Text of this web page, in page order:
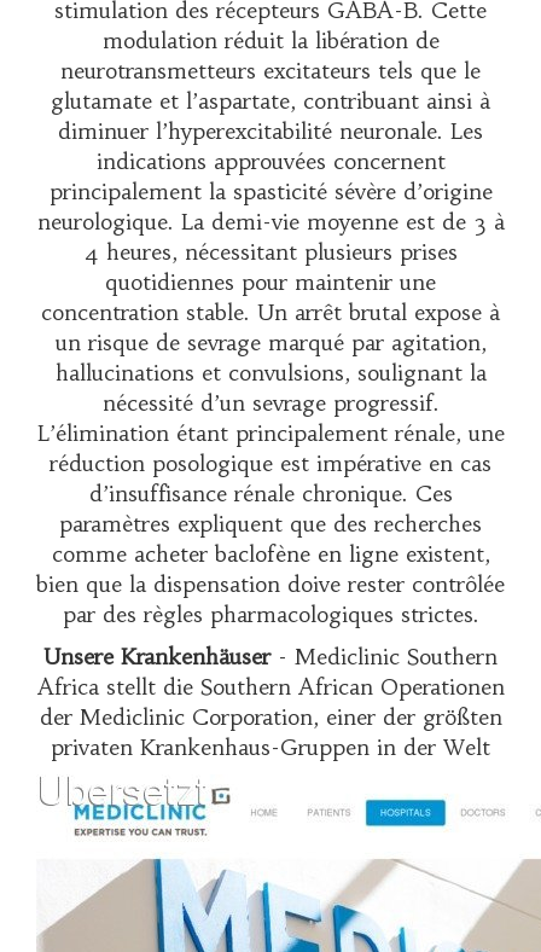
stimulation des récepteurs GABA-B. Cette
modulation réduit la libération de
neurotransmetteurs excitateurs tels que le
glutamate et l’aspartate, contribuant ainsi à
diminuer l’hyperexcitabilité neuronale. Les
indications approuvées concernent
principalement la spasticité sévère d’origine
neurologique. La demi-vie moyenne est de 3 à
4 heures, nécessitant plusieurs prises
quotidiennes pour maintenir une
concentration stable. Un arrêt brutal expose à
un risque de sevrage marqué par agitation,
hallucinations et convulsions, soulignant la
nécessité d’un sevrage progressif.
L’élimination étant principalement rénale, une
réduction posologique est impérative en cas
d’insuffisance rénale chronique. Ces
paramètres expliquent que des recherches
comme acheter baclofène en ligneexistent,
bien que la dispensation doive rester contrôlée
par des règles pharmacologiques strictes.
Unsere Krankenhäuser- Mediclinic Southern
Africa stellt die Southern African Operationen
der Mediclinic Corporation, einer der größten
privaten Krankenhaus-Gruppen in der Welt